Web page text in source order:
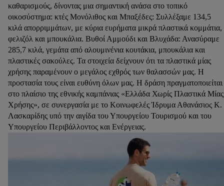
καθαρισμούς, δίνοντας μια σημαντική ανάσα στο τοπικό
οικοσύστημα: κτές Μονόλιθος και Μπαξέδες: Συλλέξαμε 134,5
κιλά απορριμμάτων, με κύρια ευρήματα μικρά πλαστικά κομμάτια,
φελιζόλ και μπουκάλια. Βυθοί Αμμούδι και Βλυχάδα: Ανασύραμε
285,7 κιλά, γεμάτα από αλουμινένια κουτάκια, μπουκάλια και
πλαστικές σακούλες. Τα στοιχεία δείχνουν ότι τα πλαστικά μίας
χρήσης παραμένουν ο μεγάλος εχθρός των θαλασσών μας. Η
προστασία τους είναι ευθύνη όλων μας. Η δράση πραγματοποιείται
στο πλαίσιο της εθνικής καμπάνιας «Ελλάδα Χωρίς Πλαστικά Μίας
Χρήσης», σε συνεργασία με το Κοινωφελές Ίδρυμα Αθανάσιος Κ.
Λασκαρίδης υπό την αιγίδα του Υπουργείου Τουρισμού και του
Υπουργείου Περιβάλλοντος και Ενέργειας.